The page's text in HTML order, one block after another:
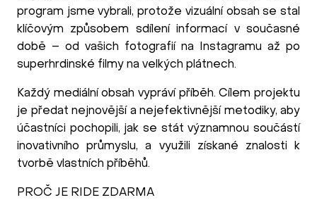
program jsme vybrali, protože vizuální obsah se stal
klíčovým způsobem sdílení informací v současné
době – od vašich fotografií na Instagramu až po
superhrdinské filmy na velkých plátnech.
Každý mediální obsah vypráví příběh. Cílem projektu
je předat nejnovější a nejefektivnější metodiky, aby
účastníci pochopili, jak se stát významnou součástí
inovativního průmyslu, a využili získané znalosti k
tvorbě vlastních příběhů.
PROČ JE RIDE ZDARMA